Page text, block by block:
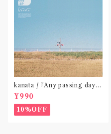
kanata / 『Any passing day -
EP』(CD作品)〝東京〟
¥990
10%OFF